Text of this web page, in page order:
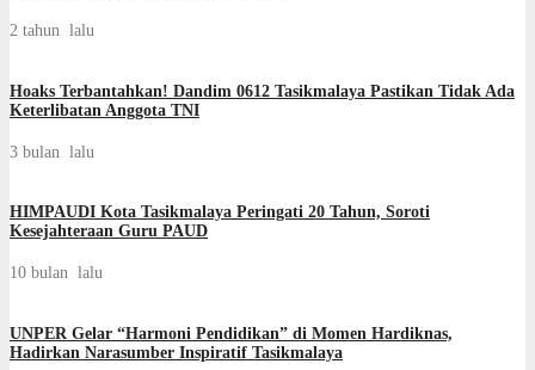
2 tahun lalu
Hoaks Terbantahkan! Dandim 0612 Tasikmalaya Pastikan Tidak Ada
Keterlibatan Anggota TNI
3 bulan lalu
HIMPAUDI Kota Tasikmalaya Peringati 20 Tahun, Soroti
Kesejahteraan Guru PAUD
10 bulan lalu
UNPER Gelar “Harmoni Pendidikan” di Momen Hardiknas,
Hadirkan Narasumber Inspiratif Tasikmalaya